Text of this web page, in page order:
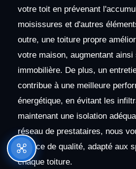
votre toit en prévenant
moisissures et d'autres
outre, une toiture propre
votre maison, augmentant ainsi
immobilière. De plus, un
contribue à une meilleure
énergétique, en évitant les
maintenant une isolation
réseau de prestataires, nous
service de qualité, adapté aux
chaque toiture.